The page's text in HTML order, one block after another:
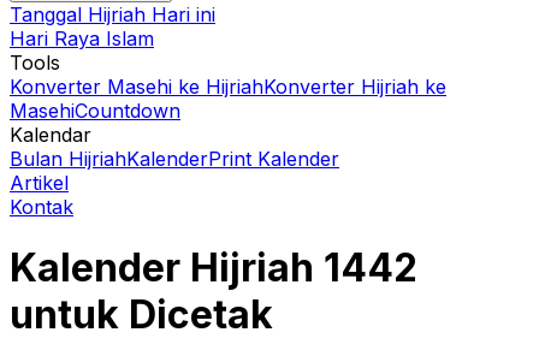
Tanggal Hijriah Hari ini
Hari Raya Islam
Tools
Konverter Masehi ke HijriahKonverter Hijriah ke
MasehiCountdown
Kalendar
Bulan HijriahKalenderPrint Kalender
Artikel
Kontak
Kalender Hijriah 1442
untuk Dicetak